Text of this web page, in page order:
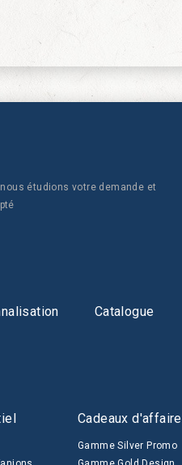
étudions votre demande et
Catalogue
Cadeaux d'affaire
Gamme Silver Promo